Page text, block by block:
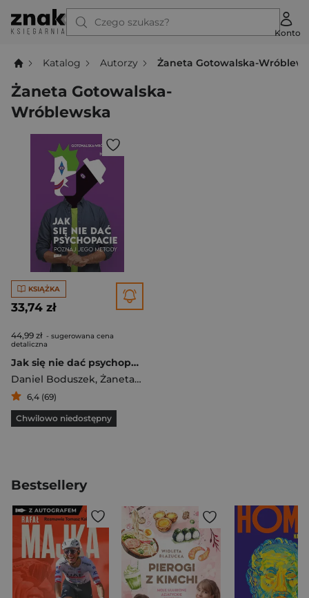
Czego szukasz?
Konto
Katalog Autorzy Żaneta Gotowalska-
Żaneta Gotowalska-
Wróblewska
KSIĄŻKA
33,74 zł
44,99 zł - sugerowana cena
detaliczna
Jak się nie dać psychopacie? Poznaj jego metody
Daniel Boduszek, Żaneta Gotowalska-Wróblewska
6,4 (69)
Chwilowo niedostępny
Bestsellery